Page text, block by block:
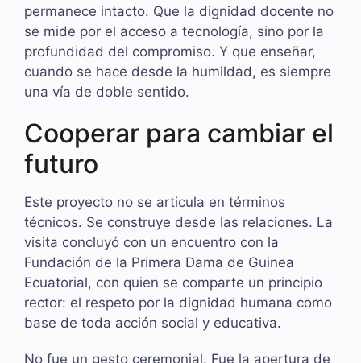
permanece intacto. Que la dignidad docente no
se mide por el acceso a tecnología, sino por la
profundidad del compromiso. Y que enseñar,
cuando se hace desde la humildad, es siempre
una vía de doble sentido.
Cooperar para cambiar el
futuro
Este proyecto no se articula en términos
técnicos. Se construye desde las relaciones. La
visita concluyó con un encuentro con la
Fundación de la Primera Dama de Guinea
Ecuatorial, con quien se comparte un principio
rector: el respeto por la dignidad humana como
base de toda acción social y educativa.
No fue un gesto ceremonial. Fue la apertura de